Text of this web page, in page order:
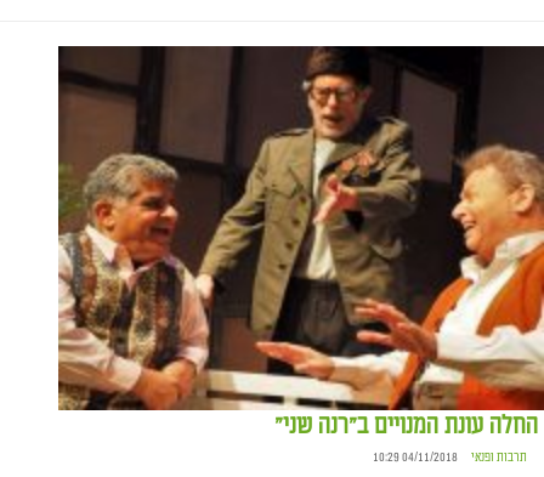
החלה עונת המנויים ב"רנה שני"
תרבות ופנאי 04/11/2018 10:29